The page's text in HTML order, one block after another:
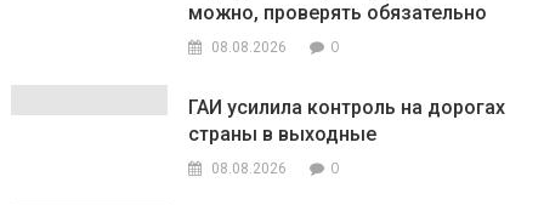
можно, проверять обязательно
08.08.2026 0
ГАИ усилила контроль на дорогах
страны в выходные
08.08.2026 0